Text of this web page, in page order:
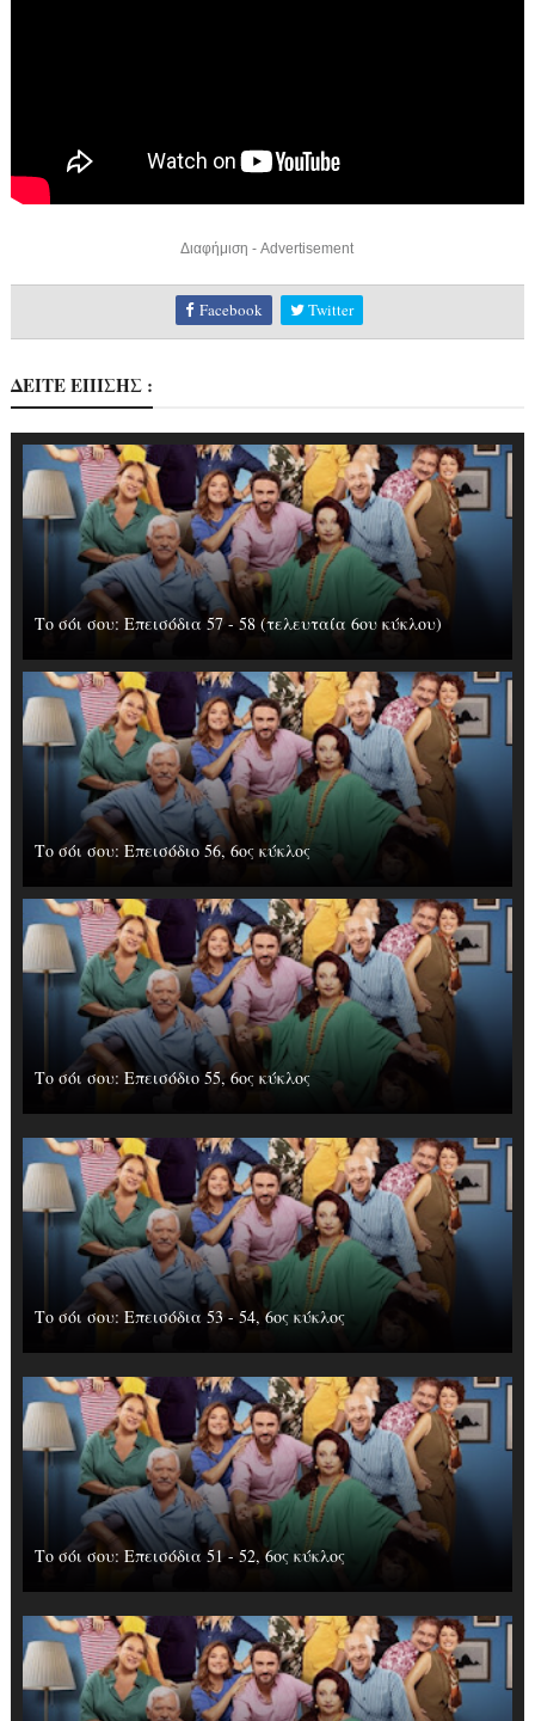
Διαφήμιση - Advertisement
Facebook Twitter
ΔΕΙΤΕ ΕΠΙΣΗΣ :
Το σόι σου: Επεισόδια 57 - 58 (τελευταία 6ου κύκλου)
Το σόι σου: Επεισόδιo 56, 6ος κύκλος
Το σόι σου: Επεισόδιo 55, 6ος κύκλος
Το σόι σου: Επεισόδια 53 - 54, 6ος κύκλος
Το σόι σου: Επεισόδια 51 - 52, 6ος κύκλος